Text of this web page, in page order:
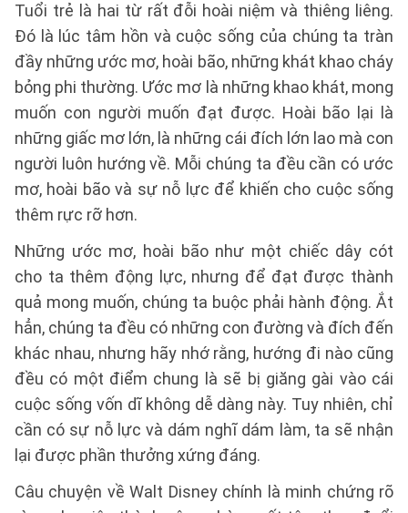
Tuổi trẻ là hai từ rất đỗi hoài niệm và thiêng liêng.
Đó là lúc tâm hồn và cuộc sống của chúng ta tràn
đầy những ước mơ, hoài bão, những khát khao cháy
bỏng phi thường. Ước mơ là những khao khát, mong
muốn con người muốn đạt được. Hoài bão lại là
những giấc mơ lớn, là những cái đích lớn lao mà con
người luôn hướng về. Mỗi chúng ta đều cần có ước
mơ, hoài bão và sự nỗ lực để khiến cho cuộc sống
thêm rực rỡ hơn.
Những ước mơ, hoài bão như một chiếc dây cót
cho ta thêm động lực, nhưng để đạt được thành
quả mong muốn, chúng ta buộc phải hành động. Ắt
hẳn, chúng ta đều có những con đường và đích đến
khác nhau, nhưng hãy nhớ rằng, hướng đi nào cũng
đều có một điểm chung là sẽ bị giăng gài vào cái
cuộc sống vốn dĩ không dễ dàng này. Tuy nhiên, chỉ
cần có sự nỗ lực và dám nghĩ dám làm, ta sẽ nhận
lại được phần thưởng xứng đáng.
Câu chuyện về Walt Disney chính là minh chứng rõ